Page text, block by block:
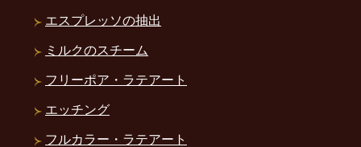
エスプレッソの抽出
ミルクのスチーム
フリーポア・ラテアート
エッチング
フルカラー・ラテアート